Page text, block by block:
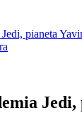
pianeta
Jedi,